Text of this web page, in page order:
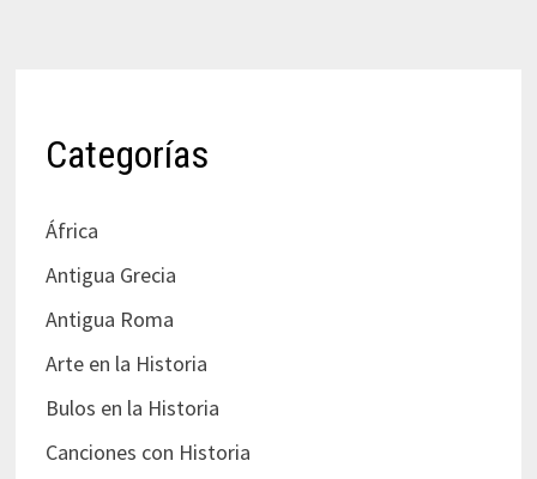
Categorías
África
Antigua Grecia
Antigua Roma
Arte en la Historia
Bulos en la Historia
Canciones con Historia